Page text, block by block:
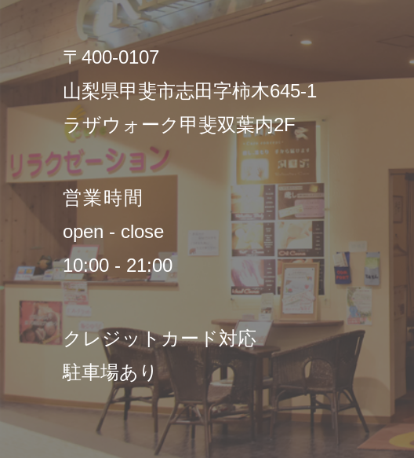
〒400-0107
山梨県甲斐市志田字柿木645-1
ラザウォーク甲斐双葉内2F
営業時間
open - close
10:00 - 21:00
クレジットカード対応
駐車場あり